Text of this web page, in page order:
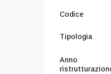
Codice
Tipologia
Anno